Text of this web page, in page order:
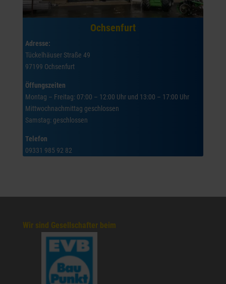
Ochsenfurt
Adresse:
Tückelhäuser Straße 49
97199 Ochsenfurt
Öffungszeiten
Montag – Freitag: 07:00 – 12:00 Uhr und 13:00 – 17:00 Uhr
Mittwochnachmittag geschlossen
Samstag: geschlossen
Telefon
09331 985 92 82
Wir sind Gesellschafter beim